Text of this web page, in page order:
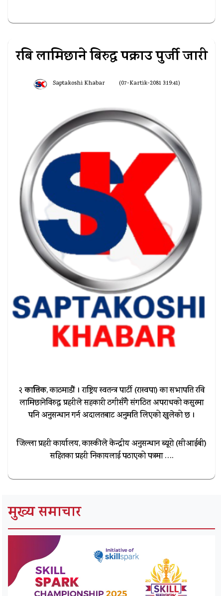
रबि लामिछाने बिरुद्ध पक्राउ पुर्जी जारी
Saptakoshi Khabar (07-Kartik-2081 3:19:41)
२कात्तिक, काठमाडौं । राष्ट्रिय स्वतन्त्र पार्टी (रास्वपा) का सभापति रवि
लामिछानेविरुद्ध प्रहरीले सहकारी ठगीसँगै संगठित अपराधको कसुरमा
पनि अनुसन्धान गर्न अदालतबाट अनुमति लिएको खुलेको छ ।
जिल्ला प्रहरी कार्यालय, कास्कीले केन्द्रीय अनुसन्धान ब्यूरो (सीआईबी)
सहितका प्रहरी निकायलाई पठाएको पत्रमा ….
मुख्य समाचार